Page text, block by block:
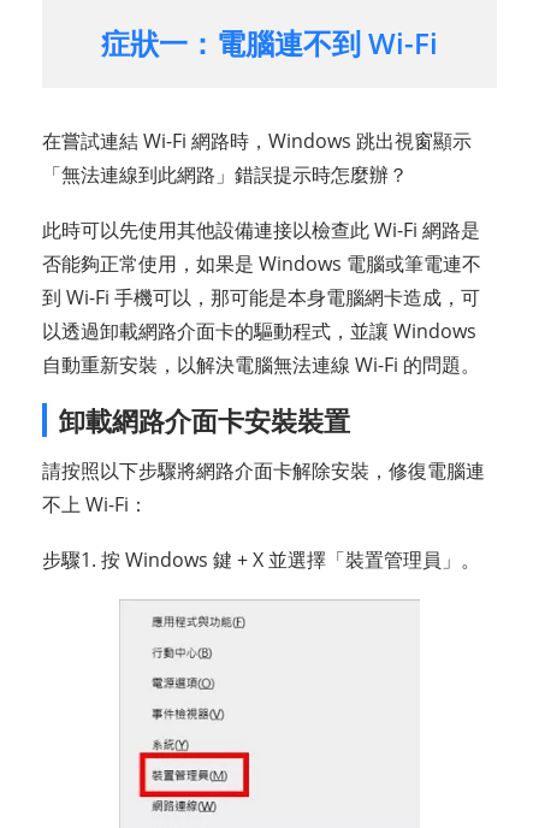
症狀一：電腦連不到 Wi-Fi
在嘗試連結 Wi-Fi 網路時，Windows 跳出視窗顯示
「無法連線到此網路」錯誤提示時怎麼辦？
此時可以先使用其他設備連接以檢查此 Wi-Fi 網路是
否能夠正常使用，如果是 Windows 電腦或筆電連不
到 Wi-Fi 手機可以，那可能是本身電腦網卡造成，可
以透過卸載網路介面卡的驅動程式，並讓 Windows
自動重新安裝，以解決電腦無法連線 Wi-Fi 的問題。
卸載網路介面卡安裝裝置
請按照以下步驟將網路介面卡解除安裝，修復電腦連
不上 Wi-Fi：
步驟1. 按 Windows 鍵 + X 並選擇「裝置管理員」。